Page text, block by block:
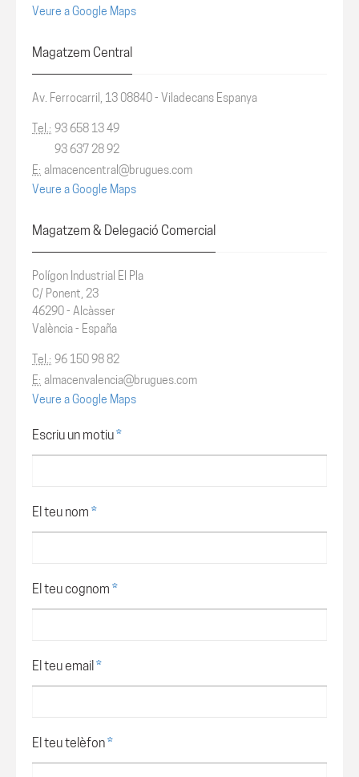
Veure a Google Maps
Magatzem Central
Av. Ferrocarril, 13 08840 - Viladecans Espanya
Tel.: 93 658 13 49
93 637 28 92
E: almacencentral@brugues.com
Veure a Google Maps
Magatzem & Delegació Comercial
Polígon Industrial El Pla
C/ Ponent, 23
46290 - Alcàsser
València - España
Tel.: 96 150 98 82
E: almacenvalencia@brugues.com
Veure a Google Maps
Escriu un motiu *
El teu nom *
El teu cognom *
El teu email *
El teu telèfon *